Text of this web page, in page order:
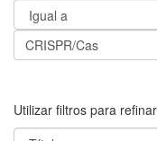
Utilizar filtros para